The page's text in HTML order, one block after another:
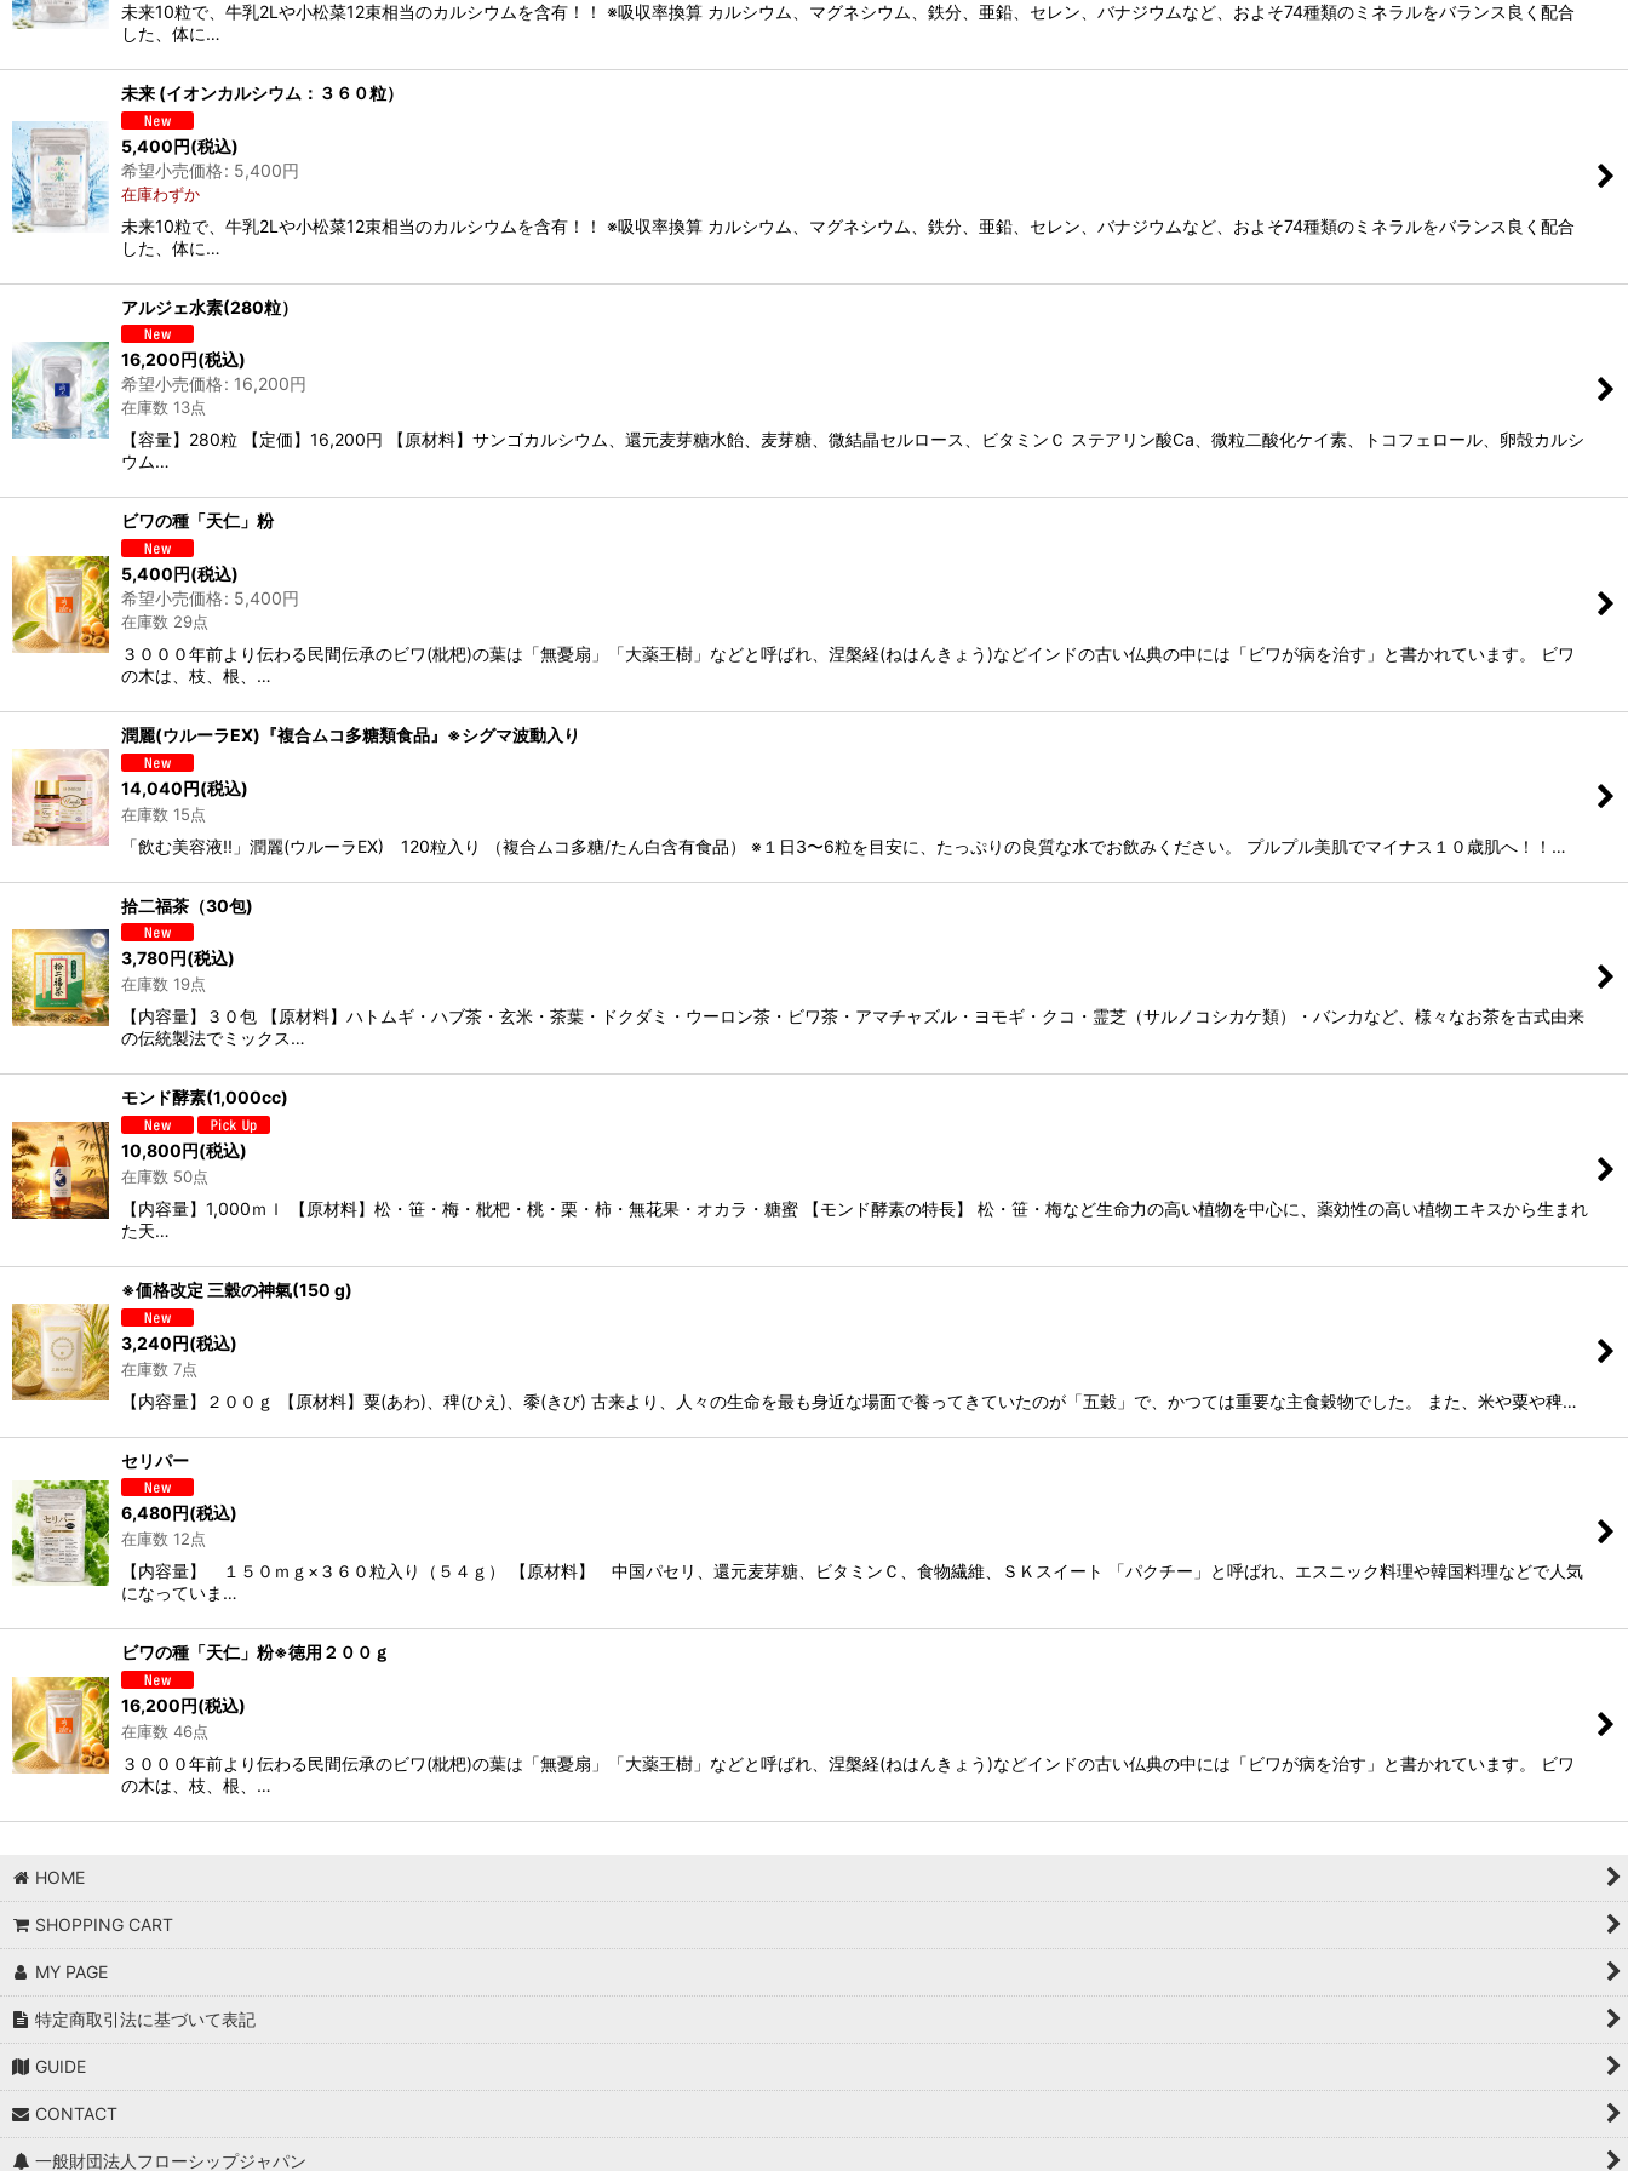
未来10粒で、牛乳2Lや小松菜12束相当のカルシウムを含有！！ ※吸収率換算 カルシウム、マグネシウム、鉄分、亜鉛、セレン、バナジウムなど、およそ74種類のミネラルをバランス良く配合
した、体に…
未来 (イオンカルシウム：３６０粒）
5,400円(税込)
希望小売価格: 5,400円
在庫わずか
未来10粒で、牛乳2Lや小松菜12束相当のカルシウムを含有！！ ※吸収率換算 カルシウム、マグネシウム、鉄分、亜鉛、セレン、バナジウムなど、およそ74種類のミネラルをバランス良く配合
した、体に…
アルジェ水素(280粒）
16,200円(税込)
希望小売価格: 16,200円
在庫数 13点
【容量】280粒 【定価】16,200円 【原材料】サンゴカルシウム、還元麦芽糖水飴、麦芽糖、微結晶セルロース、ビタミンＣ ステアリン酸Ca、微粒二酸化ケイ素、トコフェロール、卵殻カルシ
ウム…
ビワの種「天仁」粉
5,400円(税込)
希望小売価格: 5,400円
在庫数 29点
３０００年前より伝わる民間伝承のビワ(枇杷)の葉は「無憂扇」「大薬王樹」などと呼ばれ、涅槃経(ねはんきょう)などインドの古い仏典の中には「ビワが病を治す」と書かれています。 ビワ
の木は、枝、根、…
潤麗(ウルーラEX)『複合ムコ多糖類食品』※シグマ波動入り
14,040円(税込)
在庫数 15点
「飲む美容液!!」潤麗(ウルーラEX) 120粒入り （複合ムコ多糖/たん白含有食品） ※１日3〜6粒を目安に、たっぷりの良質な水でお飲みください。 プルプル美肌でマイナス１０歳肌へ！！…
拾二福茶（30包)
3,780円(税込)
在庫数 19点
【内容量】３０包 【原材料】ハトムギ・ハブ茶・玄米・茶葉・ドクダミ・ウーロン茶・ビワ茶・アマチャズル・ヨモギ・クコ・霊芝（サルノコシカケ類）・バンカなど、様々なお茶を古式由来
の伝統製法でミックス…
モンド酵素(1,000cc)
10,800円(税込)
在庫数 50点
【内容量】1,000ｍｌ 【原材料】松・笹・梅・枇杷・桃・栗・柿・無花果・オカラ・糖蜜 【モンド酵素の特長】 松・笹・梅など生命力の高い植物を中心に、薬効性の高い植物エキスから生まれ
た天…
※価格改定 三穀の神氣(150 g)
3,240円(税込)
在庫数 7点
【内容量】２００ｇ 【原材料】粟(あわ)、稗(ひえ)、黍(きび) 古来より、人々の生命を最も身近な場面で養ってきていたのが「五穀」で、かつては重要な主食穀物でした。 また、米や粟や稗…
セリパー
6,480円(税込)
在庫数 12点
【内容量】 １５０ｍｇ×３６０粒入り（５４ｇ） 【原材料】 中国パセリ、還元麦芽糖、ビタミンＣ、食物繊維、ＳＫスイート 「パクチー」と呼ばれ、エスニック料理や韓国料理などで人気
になっていま…
ビワの種「天仁」粉※徳用２００ｇ
16,200円(税込)
在庫数 46点
３０００年前より伝わる民間伝承のビワ(枇杷)の葉は「無憂扇」「大薬王樹」などと呼ばれ、涅槃経(ねはんきょう)などインドの古い仏典の中には「ビワが病を治す」と書かれています。 ビワ
の木は、枝、根、…
HOME
SHOPPING CART
MY PAGE
特定商取引法に基づいて表記
GUIDE
CONTACT
一般財団法人フローシップジャパン